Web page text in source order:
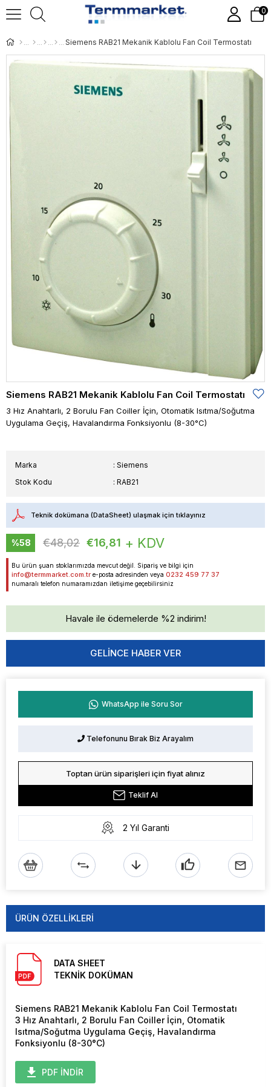
0
Siemens RAB21 Mekanik Kablolu Fan Coil Termostatı
Siemens RAB21 Mekanik Kablolu Fan Coil Termostatı
3 Hız Anahtarlı, 2 Borulu Fan Coiller İçin, Otomatik Isıtma/Soğutma
Uygulama Geçiş, Havalandırma Fonksiyonlu (8-30°C)
Marka : Siemens
Stok Kodu
RAB21
Teknik dokümana (DataSheet) ulaşmak için tıklayınız
%58
İndirim
€48,02 €16,81 + KDV
Bu ürün şuan stoklarımızda mevcut değil. Sipariş ve bilgi için
info@termmarket.com.tr e-posta adresinden veya 0232 459 77 37
numaralı telefon numaramızdan iletişime geçebilirsiniz
Havale ile ödemelerde %2 indirim!
GELINCE HABER VER
WhatsApp ile Soru Sor
Telefonunu Bırak Biz Arayalım
Toptan ürün siparişleri için fiyat alınız
Teklif Al
2 Yıl Garanti
ÜRÜN ÖZELLIKLERI
DATA SHEET
TEKNİK DOKÜMAN
Siemens RAB21 Mekanik Kablolu Fan Coil Termostatı
3 Hız Anahtarlı, 2 Borulu Fan Coiller İçin, Otomatik
Isıtma/Soğutma Uygulama Geçiş, Havalandırma
Fonksiyonlu (8-30°C)
PDF İNDİR